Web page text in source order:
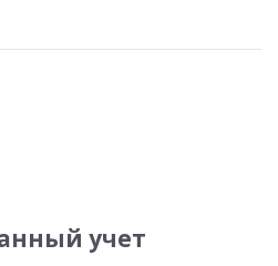
учет